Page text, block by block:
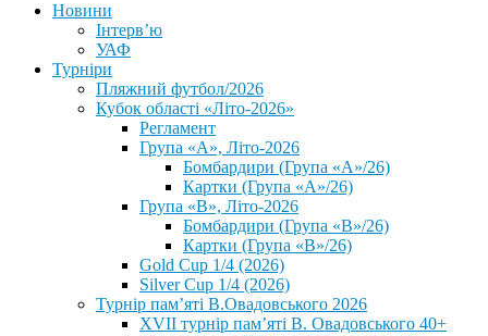
Новини
Інтерв’ю
УАФ
Турніри
Пляжний футбол/2026
Кубок області «Літо-2026»
Регламент
Група «А», Літо-2026
Бомбардири (Група «А»/26)
Картки (Група «А»/26)
Група «В», Літо-2026
Бомбардири (Група «В»/26)
Картки (Група «В»/26)
Gold Cup 1/4 (2026)
Silver Cup 1/4 (2026)
Турнір пам’яті В.Овадовського 2026
XVII турнір пам’яті В. Овадовського 40+